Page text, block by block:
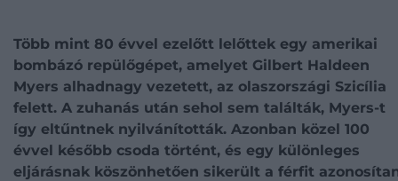
Több mint 80 évvel ezelőtt lelőttek egy amerikai
bombázó repülőgépet, amelyet Gilbert Haldeen
Myers alhadnagy vezetett, az olaszországi Szicília
felett. A zuhanás után sehol sem találták, Myers-t
így eltűntnek nyilvánították. Azonban közel 100
évvel később csoda történt, és egy különleges
eljárásnak köszönhetően sikerült a férfit